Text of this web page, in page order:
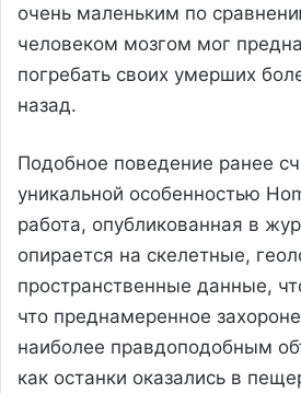
очень маленьким по
человеком мозгом мог
погребать своих умерших
назад.
Подобное поведение ранее
уникальной особенностью
работа, опубликованная в
опирается на скелетные,
пространственные данные,
что преднамеренное
наиболее правдоподобным
как останки оказались в